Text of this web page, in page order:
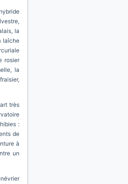
la
laîche
rosier
la
très
:
de
à
un